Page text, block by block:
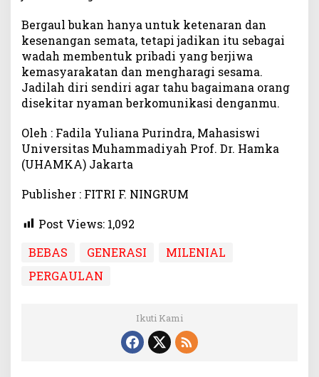
Bergaul bukan hanya untuk ketenaran dan
kesenangan semata, tetapi jadikan itu sebagai
wadah membentuk pribadi yang berjiwa
kemasyarakatan dan mengharagi sesama.
Jadilah diri sendiri agar tahu bagaimana orang
disekitar nyaman berkomunikasi denganmu.
Oleh : Fadila Yuliana Purindra, Mahasiswi
Universitas Muhammadiyah Prof. Dr. Hamka
(UHAMKA) Jakarta
Publisher : FITRI F. NINGRUM
Post Views: 1,092
BEBAS
GENERASI
MILENIAL
PERGAULAN
Ikuti Kami